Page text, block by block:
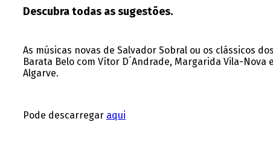
Descubra todas as sugestões.
As músicas novas de Salvador Sobral ou os clássicos
Barata Belo com Vítor D´Andrade, Margarida Vila-
Algarve.
Pode descarregar aqui